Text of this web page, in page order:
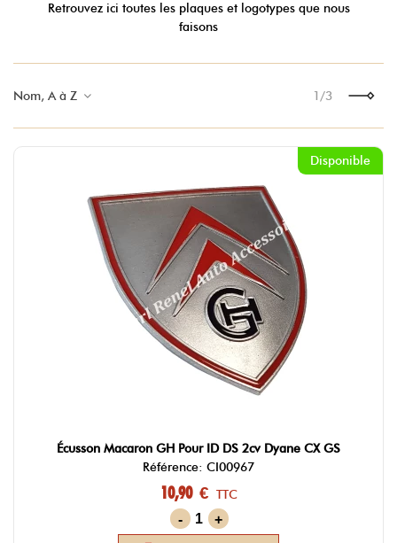
Retrouvez ici toutes les plaques et logotypes que nous
faisons
Nom, A à Z
1/3
Disponible
Écusson Macaron GH Pour ID DS 2cv Dyane CX GS
Référence: CI00967
10,90 € TTC
-
+